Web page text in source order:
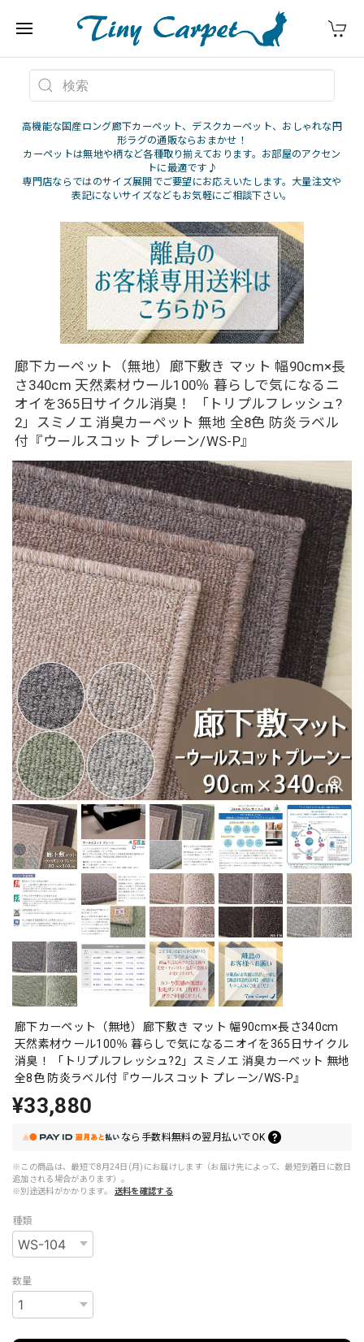
高機能な国産ロング廊下カーペット、デスクカーペット、おしゃれな円
形ラグの通販ならおまかせ！
カーペットは無地や柄など各種取り揃えております。お部屋のアクセン
トに最適です♪
専門店ならではのサイズ展開でご要望にお応えいたします。大量注文や
表記にないサイズなどもお気軽にご相談下さい。
廊下カーペット（無地）廊下敷き マット 幅90cm×長
さ340cm 天然素材ウール100％ 暮らしで気になるニ
オイを365日サイクル消臭！ 「トリプルフレッシュ?
2」スミノエ 消臭カーペット 無地 全8色 防炎ラベル
付『ウールスコット プレーン/WS-P』
廊下カーペット（無地）廊下敷き マット 幅90cm×長さ340cm
天然素材ウール100％ 暮らしで気になるニオイを365日サイクル
消臭！ 「トリプルフレッシュ?2」スミノエ 消臭カーペット 無地
全8色 防炎ラベル付『ウールスコット プレーン/WS-P』
¥33,880
なら 手数料無料の翌月払いでOK
※この商品は、最短で8月24日(月)にお届けします（お届け先によって、最短到着日に数日
追加される場合があります）。
※別途送料がかかります。
送料を確認する
種類
数量